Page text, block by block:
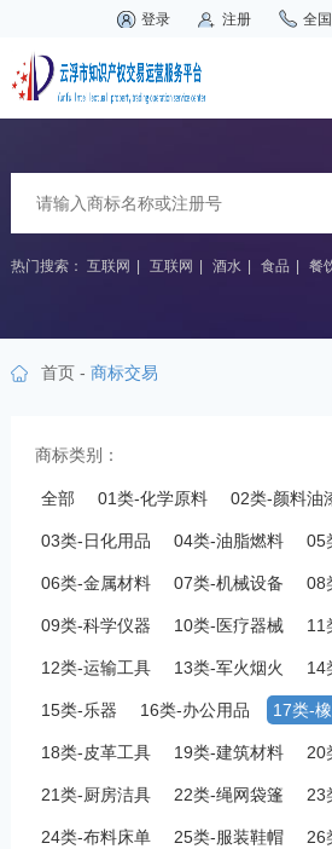
登录 注册 全
热门搜索： 互联网 互联网 酒水 食品 餐
首页- 商标交易
商标类别：
全部 01类-化学原料 02类-颜料油
03类-日化用品 04类-油脂燃料 05
06类-金属材料 07类-机械设备 08
09类-科学仪器 10类-医疗器械 11
12类-运输工具 13类-军火烟火 14
15类-乐器 16类-办公用品 17类-
18类-皮革工具 19类-建筑材料 20
21类-厨房洁具 22类-绳网袋篷 23
24类-布料床单 25类-服装鞋帽 26